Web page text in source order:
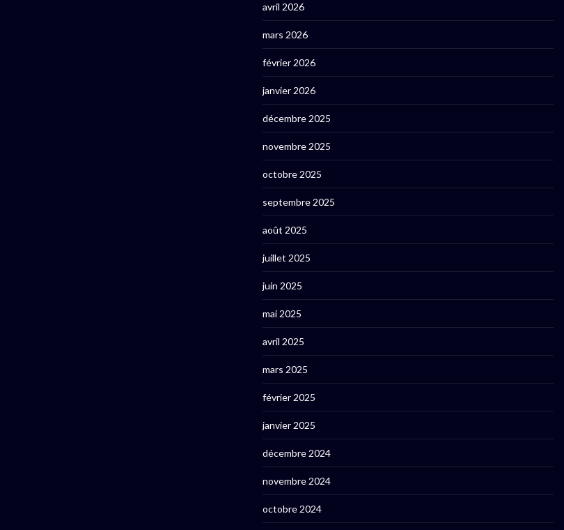
avril 2026
mars 2026
février 2026
janvier 2026
décembre 2025
novembre 2025
octobre 2025
septembre 2025
août 2025
juillet 2025
juin 2025
mai 2025
avril 2025
mars 2025
février 2025
janvier 2025
décembre 2024
novembre 2024
octobre 2024